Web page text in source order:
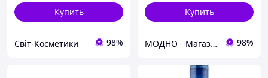
Купить
Світ-Косметики 98%
Купить
МОДНО - Магазин детской и женской одежды и обуви 98%